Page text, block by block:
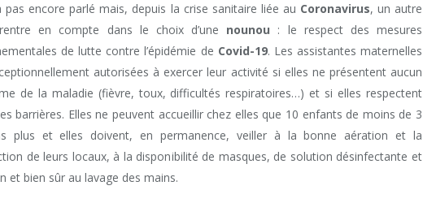
pas encore parlé mais, depuis la crise sanitaire liée au Coronavirus, un autre
en compte dans le choix d’une nounou : le respect des mesures
de lutte contre l’épidémie de Covid-19. Les assistantes maternelles
autorisées à exercer leur activité si elles ne présentent aucun
de la maladie (fièvre, toux, difficultés respiratoires…) et si elles respectent
barrières. Elles ne peuvent accueillir chez elles que 10 enfants de moins de 3
plus et elles doivent, en permanence, veiller à la bonne aération et la
de leurs locaux, à la disponibilité de masques, de solution désinfectante et
et bien sûr au lavage des mains.